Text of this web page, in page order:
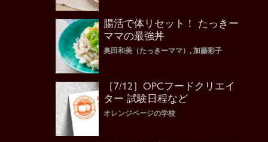
腸活で体リセット！ たっきー
ママの最強丼
奥田和美（たっきーママ）, 加藤彩子
［7/12］OPCフードクリエイ
ター 試験日程など
オレンジページの学校